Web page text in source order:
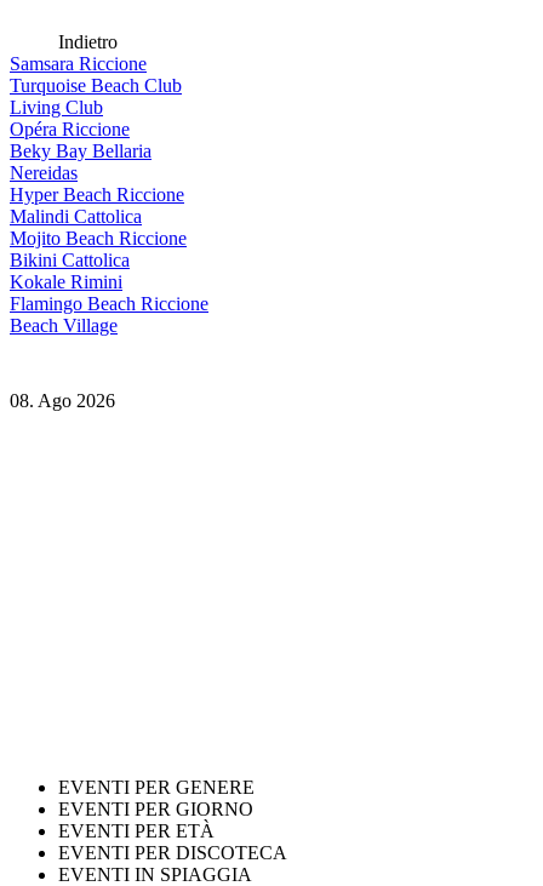
Indietro
Samsara Riccione
Turquoise Beach Club
Living Club
Opéra Riccione
Beky Bay Bellaria
Nereidas
Hyper Beach Riccione
Malindi Cattolica
Mojito Beach Riccione
Bikini Cattolica
Kokale Rimini
Flamingo Beach Riccione
Beach Village
08. Ago 2026
EVENTI PER GENERE
EVENTI PER GIORNO
EVENTI PER ETÀ
EVENTI PER DISCOTECA
EVENTI IN SPIAGGIA